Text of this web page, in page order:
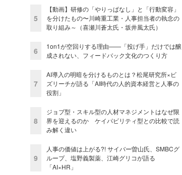
5
【動画】研修の「やりっぱなし」と「行動変容」
を分けたもの〜川崎重工業・人事担当者の執念の
取り組み～（喜瀬川蒼太氏・坂井風太氏）
6
1on1が空回りする理由——「投げ手」だけでは醸
成されない、フィードバック文化のつくり方
7
AI導入の明暗を分けるものとは？松尾研究所×ビ
ズリーチが語る「AI時代の人的資本経営と人事の
役割」
8
ジョブ型・スキル型の人材マネジメントはなぜ限
界を迎えるのか ケイパビリティ型との比較で読
み解く違い
9
人事の価値は上がる?! サイバー曽山氏、SMBCグ
ループ、塩野義製薬、江崎グリコが語る
「AI×HR」